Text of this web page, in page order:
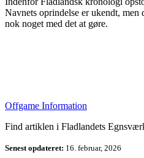
Navnets oprindelse er ukendt, men
nok noget med det at gøre.
Offgame Information
Find artiklen i Fladlandets
Senest opdateret: 16. februar, 2026